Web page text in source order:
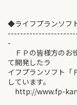
◆ライフプランソフ
-
ＦＰの皆様方のお
て開発したラ
イフプランソフト「
しています。
http://www.fp-